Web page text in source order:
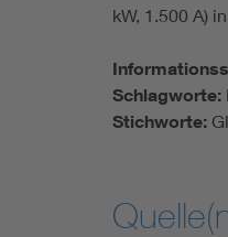
kW, 1.500 A)
Schlagworte:
Stichworte: